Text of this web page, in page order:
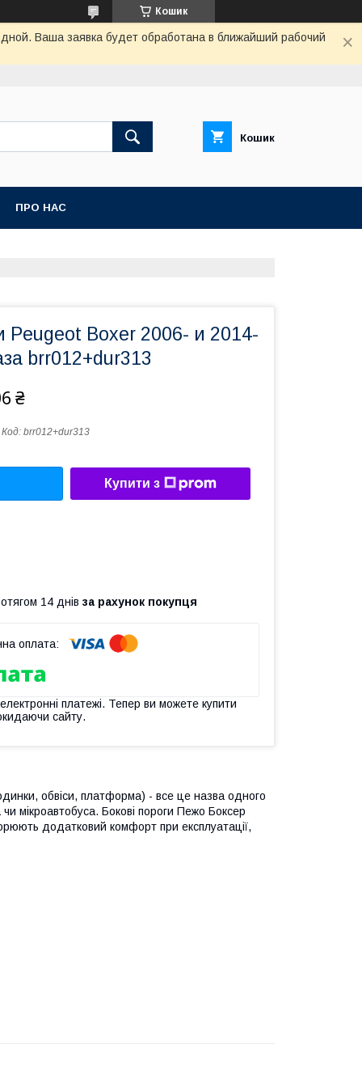
Кошик
Ваша заявка будет обработана в ближайший рабочий
Кошик
ПРО НАС
Peugeot Boxer 2006- и 2014-
brr012+dur313
₴
Код: brr012+dur313
Купити з
14 днів за рахунок покупця
платежі. Тепер ви можете купити
сайту.
обвіси, платформа) - все це назва одного
мікроавтобуса. Бокові пороги Пежо Боксер
додатковий комфорт при експлуатації,